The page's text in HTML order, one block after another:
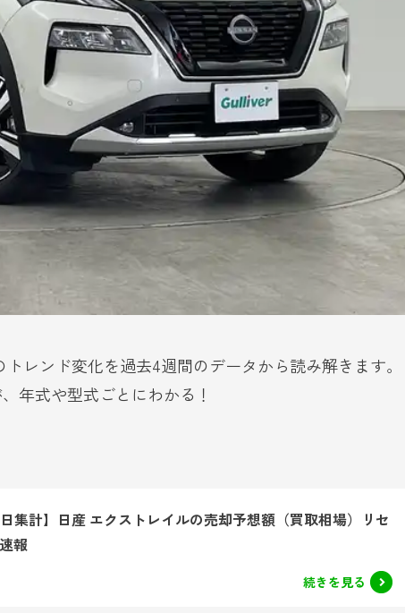
レンド変化を過去4週間のデータから読み解きます。
年式や型式ごとにわかる！
日集計】日産 エクストレイルの売却予想額（買取相場）リセ
報
続きを見る